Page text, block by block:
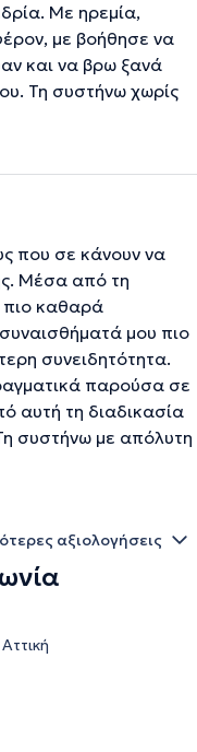
Με ηρεμία,
με βοήθησε να
και να βρω ξανά
Τη συστήνω χωρίς
που σε κάνουν να
Μέσα από τη
πιο καθαρά
μου πιο
συνειδητότητα.
παρούσα σε
αυτή τη διαδικασία
συστήνω με απόλυτη
αξιολογήσεις